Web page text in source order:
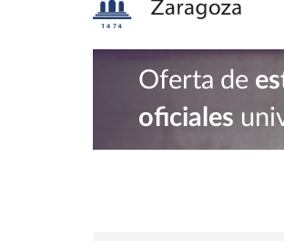
Oferta de
oficiales